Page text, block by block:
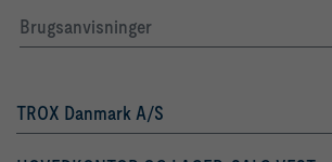
Brugsanvisninger
TROX Danmark A/S